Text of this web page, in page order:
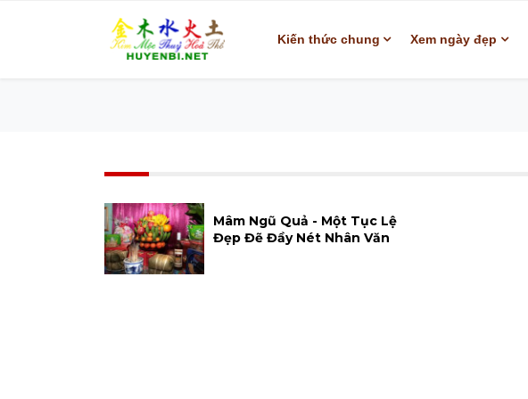
Kiến thức chung Xem ngày đẹp
Mâm Ngũ Quả - Một Tục Lệ
Đẹp Đẽ Đầy Nét Nhân Văn